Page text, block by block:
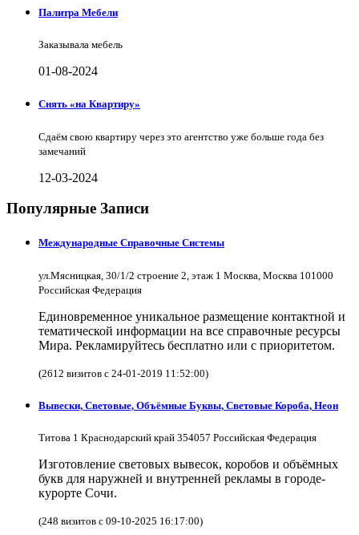
Палитра Мебели
Заказывала мебель
01-08-2024
Снять «на Квартиру»
Сдаём свою квартиру через это агентство уже больше года без
замечаний
12-03-2024
Популярные Записи
Международные Справочные Системы
ул.Мясницкая, 30/1/2 строение 2, этаж 1 Москва, Москва 101000
Российская Федерация
Единовременное уникальное размещение контактной и
тематической информации на все справочные ресурсы
Мира. Рекламируйтесь бесплатно или с приоритетом.
(2612 визитов с 24-01-2019 11:52:00)
Вывески, Световые, Объёмные Буквы, Световые Короба, Неон
Титова 1 Краснодарский край 354057 Российская Федерация
Изготовление световых вывесок, коробов и объёмных
букв для наружней и внутренней рекламы в городе-
курорте Сочи.
(248 визитов с 09-10-2025 16:17:00)